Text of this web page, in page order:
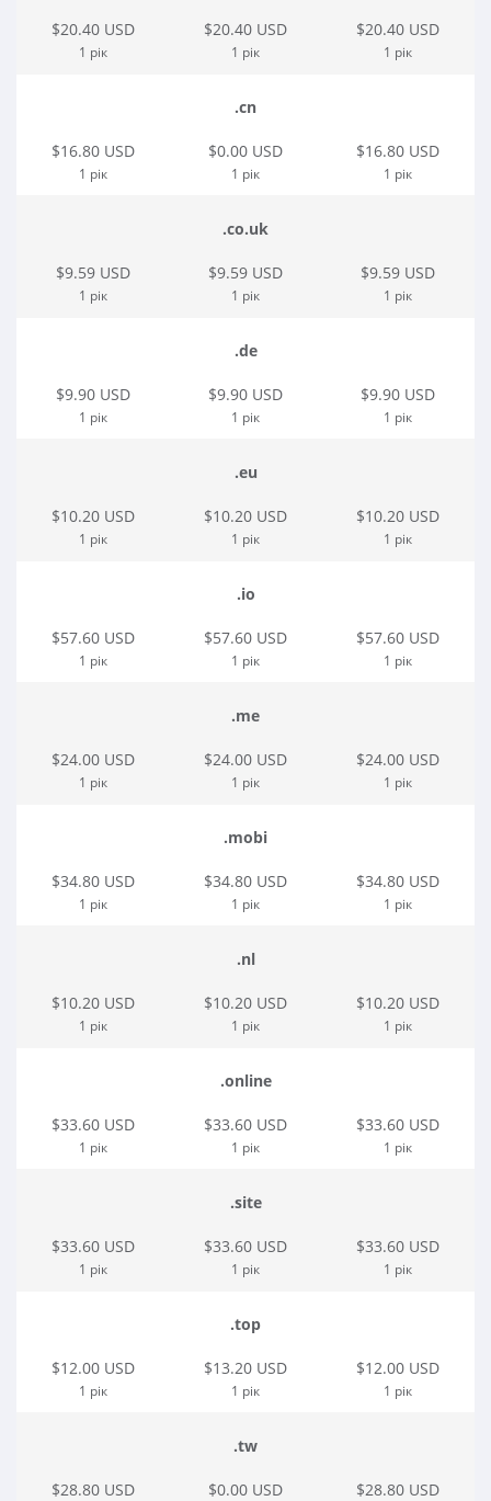
$20.40 USD
1 рік
$20.40 USD
1 рік
$20.40 USD
1 рік
.cn
$16.80 USD
1 рік
$0.00 USD
1 рік
$16.80 USD
1 рік
.co.uk
$9.59 USD
1 рік
$9.59 USD
1 рік
$9.59 USD
1 рік
.de
$9.90 USD
1 рік
$9.90 USD
1 рік
$9.90 USD
1 рік
.eu
$10.20 USD
1 рік
$10.20 USD
1 рік
$10.20 USD
1 рік
.io
$57.60 USD
1 рік
$57.60 USD
1 рік
$57.60 USD
1 рік
.me
$24.00 USD
1 рік
$24.00 USD
1 рік
$24.00 USD
1 рік
.mobi
$34.80 USD
1 рік
$34.80 USD
1 рік
$34.80 USD
1 рік
.nl
$10.20 USD
1 рік
$10.20 USD
1 рік
$10.20 USD
1 рік
.online
$33.60 USD
1 рік
$33.60 USD
1 рік
$33.60 USD
1 рік
.site
$33.60 USD
1 рік
$33.60 USD
1 рік
$33.60 USD
1 рік
.top
$12.00 USD
1 рік
$13.20 USD
1 рік
$12.00 USD
1 рік
.tw
$28.80 USD $0.00 USD $28.80 USD